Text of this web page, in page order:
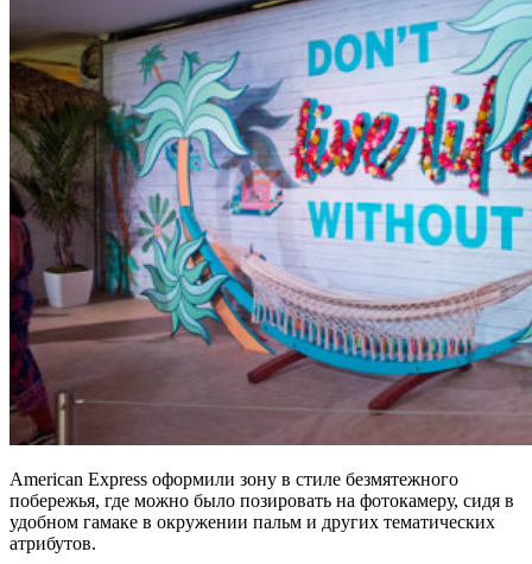
American Express оформили зону в стиле безмятежного
побережья, где можно было позировать на фотокамеру, сидя в
удобном гамаке в окружении пальм и других тематических
атрибутов.